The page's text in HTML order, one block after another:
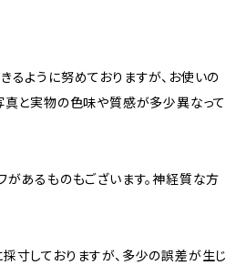
ように努めておりますが、お使いの
真と実物の色味や質感が多少異なって
あるものもございます。神経質な方
寸しておりますが、多少の誤差が生じ